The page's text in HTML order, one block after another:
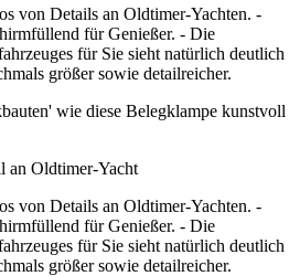
von Details an Oldtimer-Yachten. -
für Genießer. - Die
für Sie sieht natürlich deutlich
größer sowie detailreicher.
wie diese Belegklampe kunstvoll
von Details an Oldtimer-Yachten. -
für Genießer. - Die
für Sie sieht natürlich deutlich
größer sowie detailreicher.